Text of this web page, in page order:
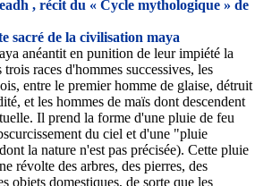
, récit du « Cycle mythologique » de
sacré de la civilisation maya
anéantit en punition de leur impiété la
trois races d'hommes successives, les
entre le premier homme de glaise, détruit
et les hommes de maïs dont descendent
Il prend la forme d'une pluie de feu
du ciel et d'une "pluie
la nature n'est pas précisée). Cette pluie
révolte des arbres, des pierres, des
objets domestiques, de sorte que les